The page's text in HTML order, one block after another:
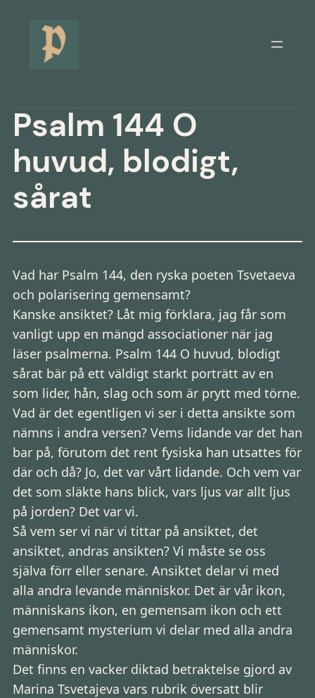
innehåll
Psalm 144 O
huvud, blodigt,
sårat
Vad har Psalm 144, den ryska poeten Tsvetaeva
och polarisering gemensamt?
Kanske ansiktet? Låt mig förklara, jag får som
vanligt upp en mängd associationer när jag
läser psalmerna. Psalm 144 O huvud, blodigt
sårat bär på ett väldigt starkt porträtt av en
som lider, hån, slag och som är prytt med törne.
Vad är det egentligen vi ser i detta ansikte som
nämns i andra versen? Vems lidande var det han
bar på, förutom det rent fysiska han utsattes för
där och då? Jo, det var vårt lidande. Och vem var
det som släkte hans blick, vars ljus var allt ljus
på jorden? Det var vi.
Så vem ser vi när vi tittar på ansiktet, det
ansiktet, andras ansikten? Vi måste se oss
själva förr eller senare. Ansiktet delar vi med
alla andra levande människor. Det är vår ikon,
människans ikon, en gemensam ikon och ett
gemensamt mysterium vi delar med alla andra
människor.
Det finns en vacker diktad betraktelse gjord av
Marina Tsvetajeva vars rubrik översatt blir